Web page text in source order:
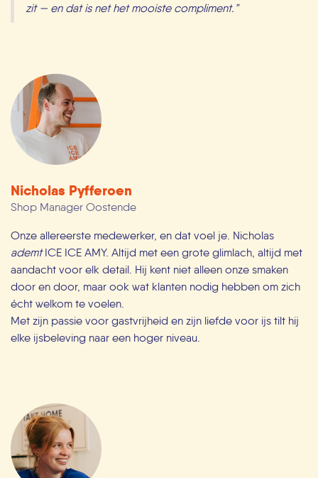
zit — en dat is net het mooiste compliment.”
Nicholas Pyfferoen
Shop Manager Oostende
Onze allereerste medewerker, en dat voel je. Nicholas
ademtICE ICE AMY. Altijd met een grote glimlach, altijd met
aandacht voor elk detail. Hij kent niet alleen onze smaken
door en door, maar ook wat klanten nodig hebben om zich
écht welkom te voelen.
Met zijn passie voor gastvrijheid en zijn liefde voor ijs tilt hij
elke ijsbeleving naar een hoger niveau.